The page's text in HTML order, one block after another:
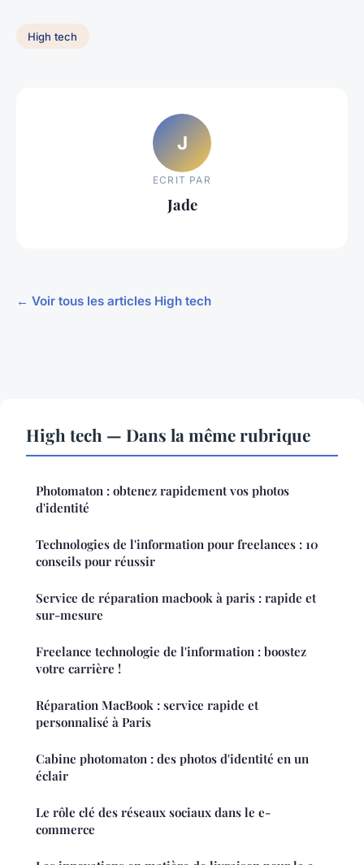
High tech
J
ECRIT PAR
Jade
← Voir tous les articles High tech
High tech — Dans la même rubrique
Photomaton : obtenez rapidement vos photos
d'identité
Technologies de l'information pour freelances : 10
conseils pour réussir
Service de réparation macbook à paris : rapide et
sur-mesure
Freelance technologie de l'information : boostez
votre carrière !
Réparation MacBook : service rapide et
personnalisé à Paris
Cabine photomaton : des photos d'identité en un
éclair
Le rôle clé des réseaux sociaux dans le e-
commerce